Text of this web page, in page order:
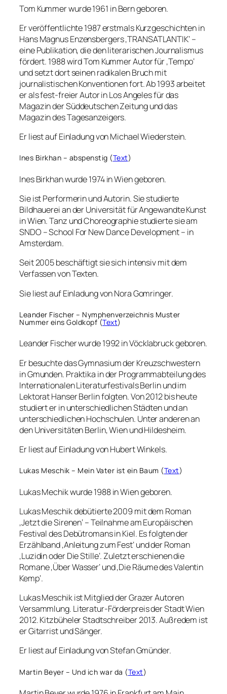
Tom Kummer wurde1961 in Bern geboren.
Er veröffentlichte 1987 erstmals Kurzgeschichten in
Hans Magnus Enzensbergers ‚TRANSATLANTIK‘ –
eine Publikation, die den literarischen Journalismus
fördert. 1988 wird Tom Kummer Autor für ‚Tempo‘
und setzt dort seinen radikalen Bruch mit
journalistischen Konventionen fort. Ab 1993 arbeitet
er als fest-freier Autor in Los Angeles für das
Magazin der Süddeutschen Zeitung und das
Magazin des Tagesanzeigers.
Er liest auf Einladung von Michael Wiederstein.
Ines Birkhan – abspenstig (Text)
Ines Birkhan wurde 1974 in Wien geboren.
Sie ist Performerin und Autorin. Sie studierte
Bildhauerei an der Universität für Angewandte Kunst
in Wien. Tanz und Choreographie studierte sie am
SNDO – School For New Dance Development – in
Amsterdam.
Seit 2005 beschäftigt sie sich intensiv mit dem
Verfassen von Texten.
Sie liest auf Einladung von Nora Gomringer.
Leander Fischer – Nymphenverzeichnis Muster
Nummer eins Goldkopf (Text)
Leander Fischer wurde 1992 in Vöcklabruck geboren.
Er besuchte das Gymnasium der Kreuzschwestern
in Gmunden. Praktika in der Programmabteilung des
Internationalen Literaturfestivals Berlin und im
Lektorat Hanser Berlin folgten. Von 2012 bis heute
studiert er in unterschiedlichen Städten und an
unterschiedlichen Hochschulen. Unter anderen an
den Universitäten Berlin, Wien und Hildesheim.
Er liest auf Einladung von Hubert Winkels.
Lukas Meschik – Mein Vater ist ein Baum (Text)
Lukas Mechik wurde 1988 in Wien geboren.
Lukas Meschik debütierte 2009 mit dem Roman
‚Jetzt die Sirenen‘ – Teilnahme am Europäischen
Festival des Debütromans in Kiel. Es folgten der
Erzählband ‚Anleitung zum Fest‘ und der Roman
‚Luzidin oder Die Stille‘. Zuletzt erschienen die
Romane ‚Über Wasser‘ und ‚Die Räume des Valentin
Kemp‘.
Lukas Meschik ist Mitglied der Grazer Autoren
Versammlung. Literatur-Förderpreis der Stadt Wien
2012. Kitzbüheler Stadtschreiber 2013. Außredem ist
er Gitarrist und Sänger.
Er liest auf Einladung von Stefan Gmünder.
Martin Beyer – Und ich war da (Text)